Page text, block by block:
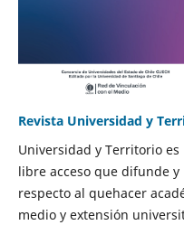
Revista Universidad y
Universidad y Territorio
libre acceso que difunde
respecto al quehacer
medio y extensión